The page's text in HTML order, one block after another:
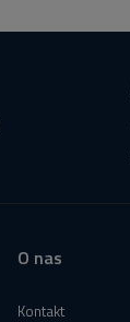
O nas
Kontakt